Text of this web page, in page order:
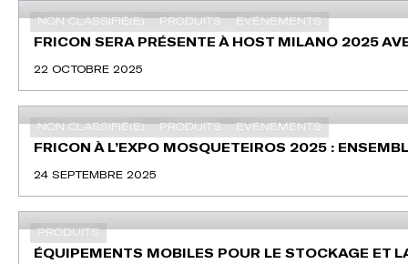
NON CLASSIFIÉ(E) PRODUITS EVÉNEMENTS
FRICON SERA PRÉSENTE À HOST MILANO 2025
22 OCTOBRE 2025
NON CLASSIFIÉ(E) PRODUITS EVÉNEMENTS
FRICON À L’EXPO MOSQUETEIROS 2025 :
24 SEPTEMBRE 2025
PRODUITS
ÉQUIPEMENTS MOBILES POUR LE STOCKAGE ET